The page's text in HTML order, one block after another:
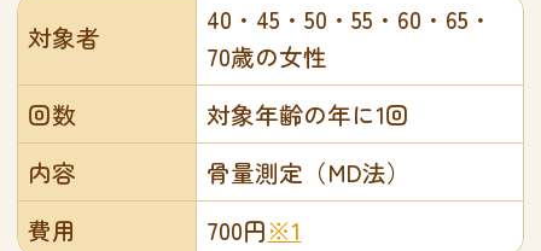
対象者
40・45・50・55・60・65・
70歳の女性
回数
対象年齢の年に1回
内容
骨量測定（MD法）
費用
700円※1